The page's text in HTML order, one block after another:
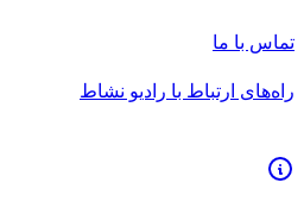
تماس با ما
راه‌های ارتباط با رادیو نشاط